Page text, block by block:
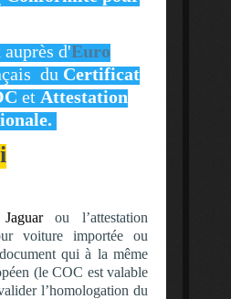
d'Euro
duCertificat
etAttestation
Jaguarou l’attestation
voiture importée ou
qui à la même
(le COC est valable
l’homologation du